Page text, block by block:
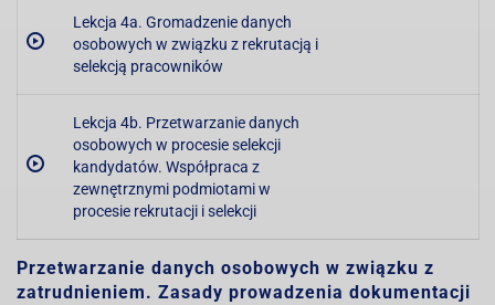
Lekcja 4a. Gromadzenie danych
osobowych w związku z rekrutacją i
selekcją pracowników
Lekcja 4b. Przetwarzanie danych
osobowych w procesie selekcji
kandydatów. Współpraca z
zewnętrznymi podmiotami w
procesie rekrutacji i selekcji
Przetwarzanie danych osobowych w związku z
zatrudnieniem. Zasady prowadzenia dokumentacji